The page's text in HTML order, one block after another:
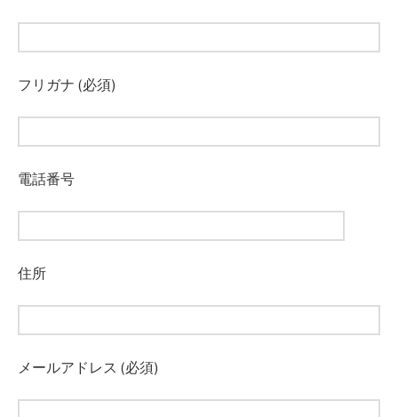
フリガナ (必須)
電話番号
住所
メールアドレス (必須)